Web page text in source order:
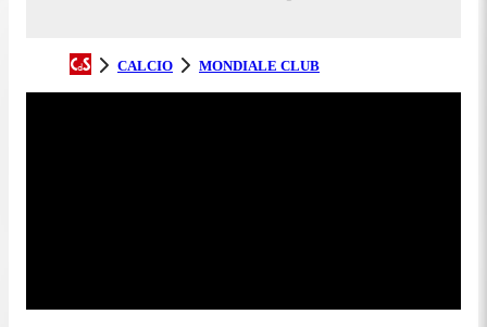
CALCIO MONDIALE CLUB